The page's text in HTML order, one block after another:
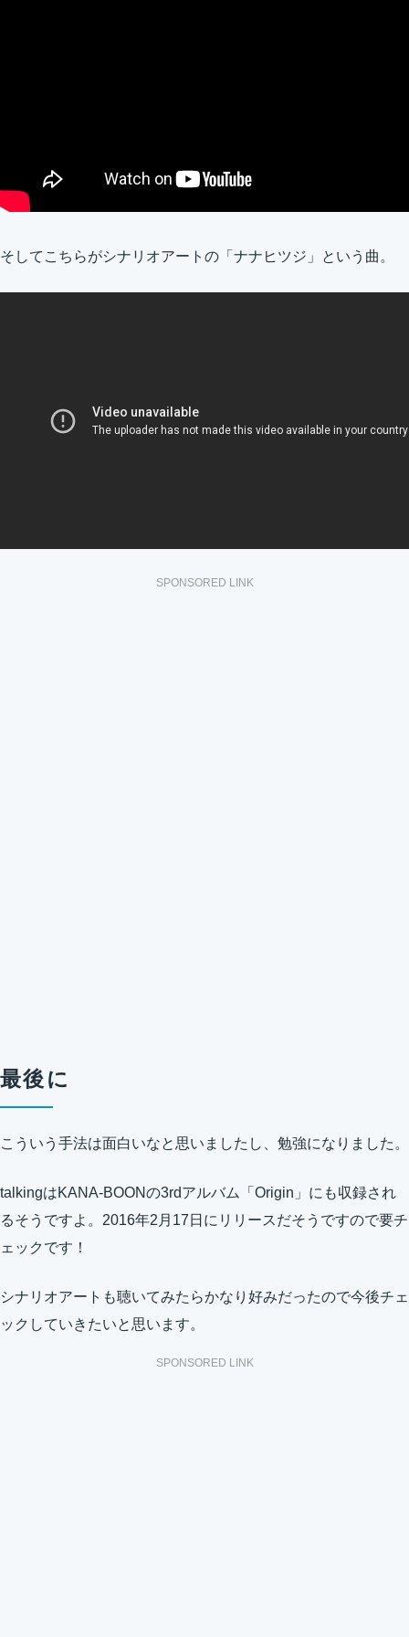
そしてこちらがシナリオアートの「ナナヒツジ」という曲。
SPONSORED LINK
最後に
こういう手法は面白いなと思いましたし、勉強になりました。
talkingはKANA-BOONの3rdアルバム「Origin」にも収録され
るそうですよ。 2016年2月17日 にリリースだそうですので要チ
ェックです！
シナリオアートも聴いてみたらかなり好みだったので今後チェ
ックしていきたいと思います。
SPONSORED LINK